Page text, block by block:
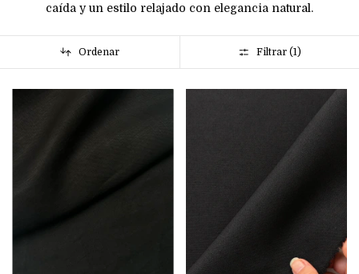
caída y un estilo relajado con elegancia natural.
Ordenar Filtrar (1)